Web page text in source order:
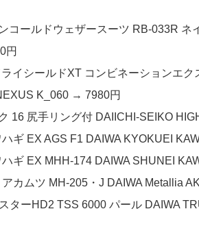
コールドウェザースーツ RB-033R ネ
円
イシールドXT コンビネーションエ
K_060 → 7980円
16 尻手リング付 DAIICHI-SEIKO
ギ EX AGS F1 DAIWA KYOKUEI
ギ EX MHH-174 DAIWA SHUNEI
カムツ MH-205・J DAIWA Metallia
ターHD2 TSS 6000 パール DAIWA